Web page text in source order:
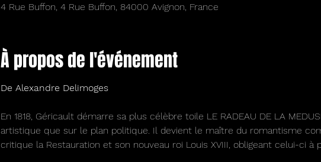
4 Rue Buffon, 4 Rue Buffon, 84000 Avignon, France
À propos de l'événement
De Alexandre Delimoges
En 1818, Géricault démarre sa plus célèbre toile LE RADEAU DE LA
artistique que sur le plan politique. Il devient le maître du romantisme
critique la Restauration et son nouveau roi Louis XVIII, obligeant celui-ci à